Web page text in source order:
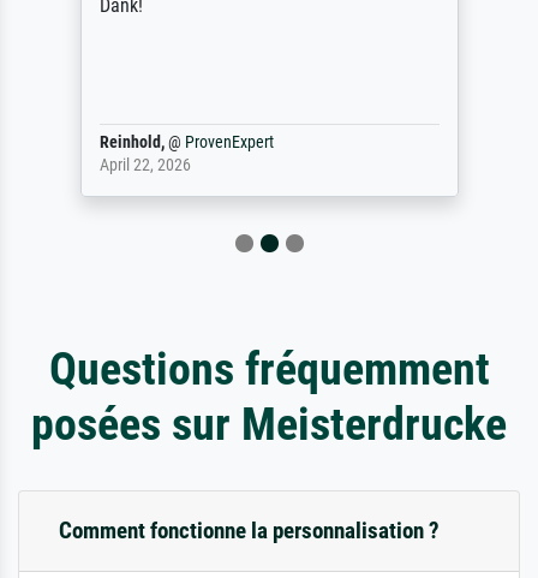
Dank!
Reinhold,@ ProvenExpert
April 22, 2026
Questions fréquemment
posées sur Meisterdrucke
Comment fonctionne la personnalisation ?